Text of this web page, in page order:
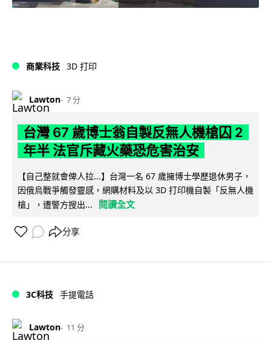
商業科技 3D 打印
Lawton 7 分
台灣 67 歲博士翁自製反無人機槍囚 2
年半 法官斥藏火藥恐危害治安
【自己整就會俾人拉...】台灣一名 67 歲擁博士學歷退休男子，
因俄烏戰爭觸發靈感，網購材料及以 3D 打印機自製「反無人機
槍」，遭警方搜出...
閱讀全文
分享
3C科技 手提電話
Lawton 11 分